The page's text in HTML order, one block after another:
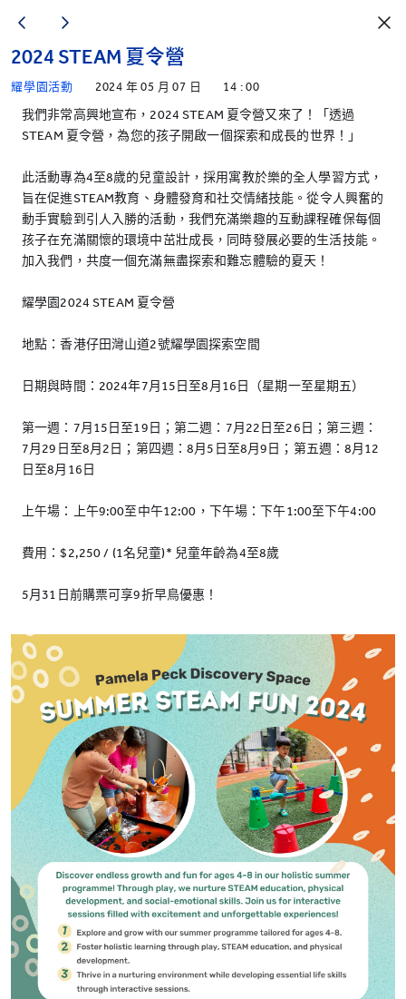
2024 STEAM 夏令營
耀學園活動 2024 年 05 月 07 日 14 : 00
我們非常高興地宣布，2024 STEAM 夏令營又來了！「透過
STEAM 夏令營，為您的孩子開啟一個探索和成長的世界！」
此活動專為4至8歲的兒童設計，採用寓教於樂的全人學習方式，
旨在促進STEAM教育、身體發育和社交情緒技能。從令人興奮的
動手實驗到引人入勝的活動，我們充滿樂趣的互動課程確保每個
孩子在充滿關懷的環境中茁壯成長，同時發展必要的生活技能。
加入我們，共度一個充滿無盡探索和難忘體驗的夏天！
耀學園2024 STEAM 夏令營
地點：香港仔田灣山道2號耀學園探索空間
日期與時間：2024年7月15日至8月16日（星期一至星期五）
第一週：7月15日至19日；第二週：7月22日至26日；第三週：
7月29日至8月2日；第四週：8月5日至8月9日；第五週：8月12
日至8月16日
上午場：上午9:00至中午12:00，下午場：下午1:00至下午4:00
費用：$2,250 / (1名兒童)* 兒童年齡為4至8歲
5月31日前購票可享9折早鳥優惠！